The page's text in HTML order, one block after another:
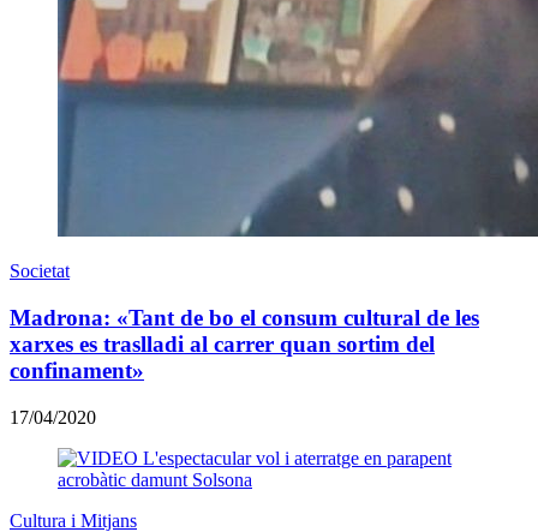
Societat
Madrona: «Tant de bo el consum cultural de les
xarxes es traslladi al carrer quan sortim del
confinament»
17/04/2020
Cultura i Mitjans